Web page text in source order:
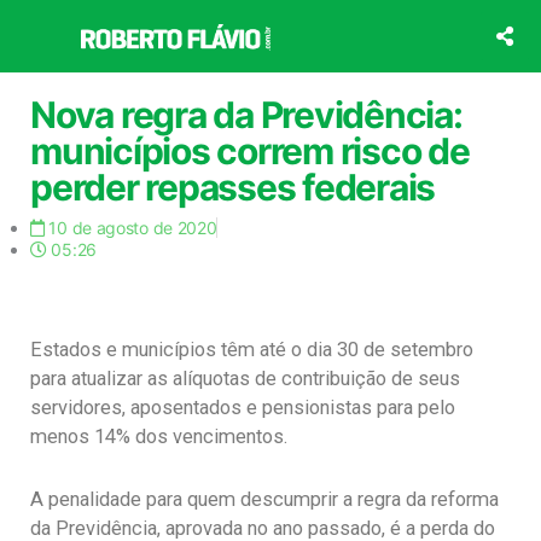
o
conteúdo
Nova regra da Previdência:
municípios correm risco de
perder repasses federais
10 de agosto de 2020
05:26
Estados e municípios têm até o dia 30 de setembro
para atualizar as alíquotas de contribuição de seus
servidores, aposentados e pensionistas para pelo
menos 14% dos vencimentos.
A penalidade para quem descumprir a regra da reforma
da Previdência, aprovada no ano passado, é a perda do